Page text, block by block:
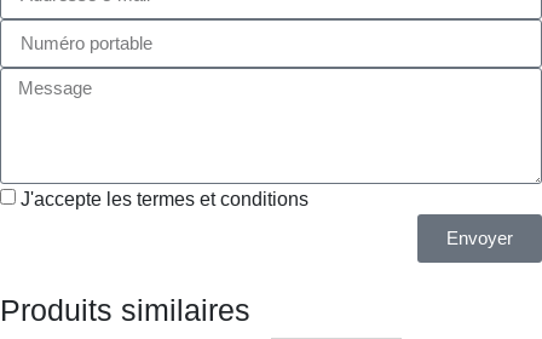
J'accepte les termes et conditions
Envoyer
Produits similaires